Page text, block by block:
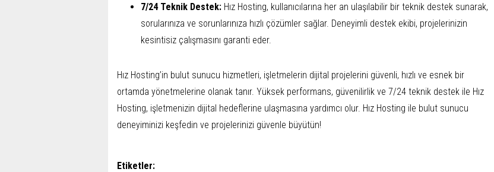
7/24 Teknik Destek: Hız Hosting, kullanıcılarına her an ulaşılabilir bir teknik destek sunarak,
sorularınıza ve sorunlarınıza hızlı çözümler sağlar. Deneyimli destek ekibi, projelerinizin
kesintisiz çalışmasını garanti eder.
Hız Hosting’in bulut sunucu hizmetleri, işletmelerin dijital projelerini güvenli, hızlı ve esnek bir
ortamda yönetmelerine olanak tanır. Yüksek performans, güvenilirlik ve 7/24 teknik destek ile Hız
Hosting, işletmenizin dijital hedeflerine ulaşmasına yardımcı olur. Hız Hosting ile bulut sunucu
deneyiminizi keşfedin ve projelerinizi güvenle büyütün!
Etiketler: